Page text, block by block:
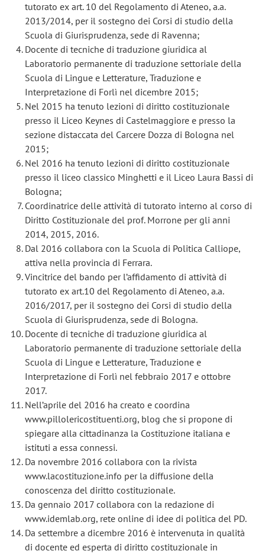
tutorato ex art. 10 del Regolamento di Ateneo, a.a.
2013/2014, per il sostegno dei Corsi di studio della
Scuola di Giurisprudenza, sede di Ravenna;
Docente di tecniche di traduzione giuridica al
Laboratorio permanente di traduzione settoriale della
Scuola di Lingue e Letterature, Traduzione e
Interpretazione di Forlì nel dicembre 2015;
Nel 2015 ha tenuto lezioni di diritto costituzionale
presso il Liceo Keynes di Castelmaggiore e presso la
sezione distaccata del Carcere Dozza di Bologna nel
2015;
Nel 2016 ha tenuto lezioni di diritto costituzionale
presso il liceo classico Minghetti e il Liceo Laura Bassi di
Bologna;
Coordinatrice delle attività di tutorato interno al corso di
Diritto Costituzionale del prof. Morrone per gli anni
2014, 2015, 2016.
Dal 2016 collabora con la Scuola di Politica Calliope,
attiva nella provincia di Ferrara.
Vincitrice del bando per l’affidamento di attività di
tutorato ex art.10 del Regolamento di Ateneo, a.a.
2016/2017, per il sostegno dei Corsi di studio della
Scuola di Giurisprudenza, sede di Bologna.
Docente di tecniche di traduzione giuridica al
Laboratorio permanente di traduzione settoriale della
Scuola di Lingue e Letterature, Traduzione e
Interpretazione di Forlì nel febbraio 2017 e ottobre
2017.
Nell’aprile del 2016 ha creato e coordina
www.pillolericostituenti.org, blog che si propone di
spiegare alla cittadinanza la Costituzione italiana e
istituti a essa connessi.
Da novembre 2016 collabora con la rivista
www.lacostituzione.info per la diffusione della
conoscenza del diritto costituzionale.
Da gennaio 2017 collabora con la redazione di
www.idemlab.org, rete online di idee di politica del PD.
Da settembre a dicembre 2016 è intervenuta in qualità
di docente ed esperta di diritto costituzionale in